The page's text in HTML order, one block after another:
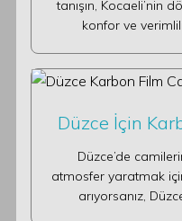
tanışın, Kocaeli’nin
konfor ve
Düzce İçin
Düzce’de
atmosfer yaratmak
arıyorsanız,